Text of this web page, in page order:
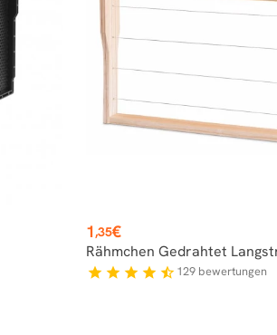
Preis
1,35€
Rähmchen Gedrahtet
star star star star star_half 129 bewertungen